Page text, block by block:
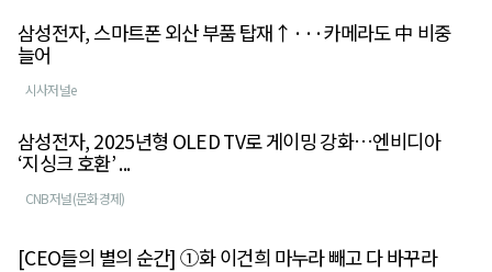
삼성전자, 스마트폰 외산 부품 탑재↑···카메라도 中 비중
늘어
시사저널e
삼성전자, 2025년형 OLED TV로 게이밍 강화…엔비디아
‘지싱크 호환’ ...
CNB저널(문화경제)
[CEO들의 별의 순간] ①화 이건희 마누라 빼고 다 바꾸라